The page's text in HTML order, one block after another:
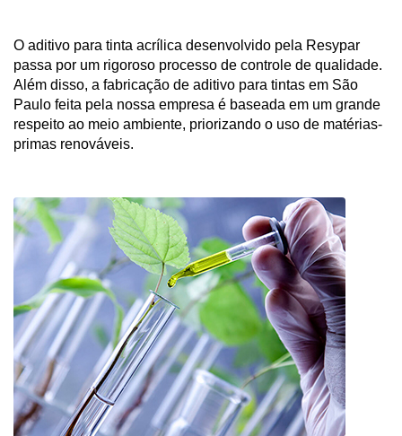
O aditivo para tinta acrílica desenvolvido pela Resypar
passa por um rigoroso processo de controle de qualidade.
Além disso, a fabricação de aditivo para tintas em São
Paulo feita pela nossa empresa é baseada em um grande
respeito ao meio ambiente, priorizando o uso de matérias-
primas renováveis.